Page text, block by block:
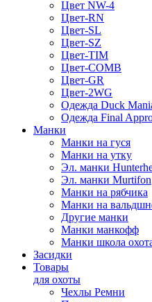
Цвет NW-4
Цвет-RN
Цвет-SL
Цвет-SZ
Цвет-TIM
Цвет-COMB
Цвет-GR
Цвет-2WG
Одежда Duck
Одежда Final
Манки
Манки на гуся
Манки на утку
Эл. манки
Эл. манки Murtifon
Манки на рябчика
Манки на
Другие манки
Манки манкофф
Манки школа
Засидки
Товары
для охоты
Чехлы Ремни